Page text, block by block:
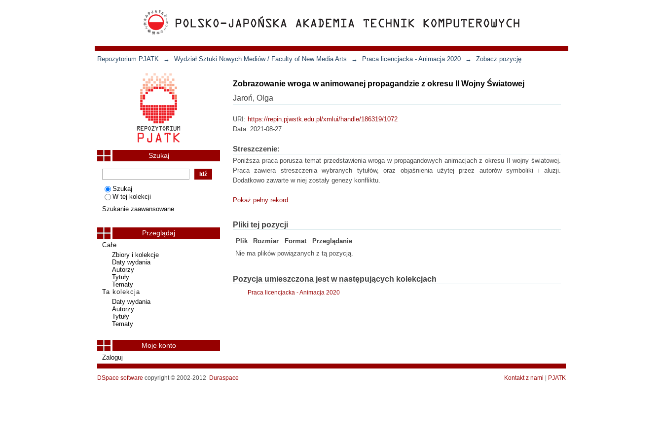
Repozytorium PJATK → Wydział Sztuki Nowych Mediów / Faculty of New Media Arts → Praca licencjacka - Animacja 2020 → Zobacz pozycję
Zobrazowanie wroga w animowanej propagandzie z okresu II Wojny Światowej
Jaroń, Olga
URI: https://repin.pjwstk.edu.pl/xmlui/handle/186319/1072
Data: 2021-08-27
Streszczenie:
Poniższa praca porusza temat przedstawienia wroga w propagandowych animacjach z okresu II wojny światowej.
Praca zawiera streszczenia wybranych tytułów, oraz objaśnienia użytej przez autorów symboliki i aluzji.
Dodatkowo zawarte w niej zostały genezy konfliktu.
Pokaż pełny rekord
Pliki tej pozycji
Plik Rozmiar Format
Przeglądanie
Nie ma plików powiązanych z tą pozycją.
Pozycja umieszczona jest w następujących kolekcjach
Praca licencjacka - Animacja 2020
Szukaj
Szukaj
W tej kolekcji
Szukanie zaawansowane
Przeglądaj
Całe
Zbiory i kolekcje
Daty wydania
Autorzy
Tytuły
Tematy
Ta kolekcja
Daty wydania
Autorzy
Tytuły
Tematy
Moje konto
Zaloguj
DSpace software copyright © 2002-2012 Duraspace Kontakt z nami PJATK